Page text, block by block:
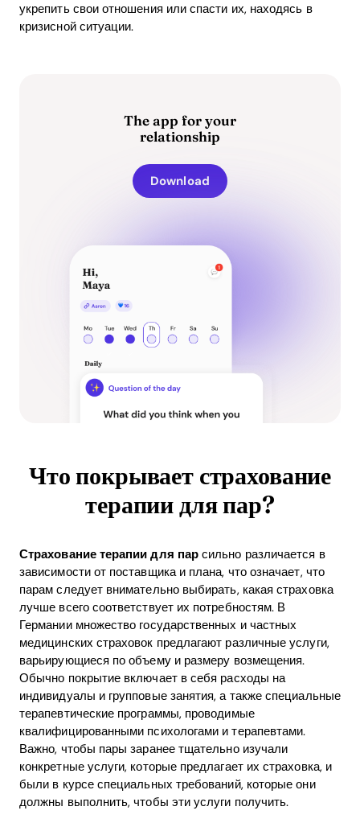
укрепить свои отношения или спасти их, находясь в
кризисной ситуации.
The app for your
relationship
Download
Что покрывает страхование
терапии для пар?
Страхование терапии для пар сильно различается в
зависимости от поставщика и плана, что означает, что
парам следует внимательно выбирать, какая страховка
лучше всего соответствует их потребностям. В
Германии множество государственных и частных
медицинских страховок предлагают различные услуги,
варьирующиеся по объему и размеру возмещения.
Обычно покрытие включает в себя расходы на
индивидуалы и групповые занятия, а также специальные
терапевтические программы, проводимые
квалифицированными психологами и терапевтами.
Важно, чтобы пары заранее тщательно изучали
конкретные услуги, которые предлагает их страховка, и
были в курсе специальных требований, которые они
должны выполнить, чтобы эти услуги получить.